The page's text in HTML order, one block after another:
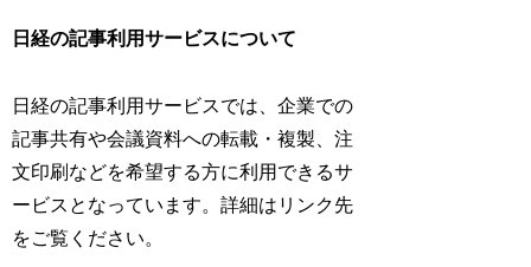
日経の記事利用サービスについて
日経の記事利用サービスでは、企業での
記事共有や会議資料への転載・複製、注
文印刷などを希望する方に利用できるサ
ービスとなっています。詳細はリンク先
をご覧ください。